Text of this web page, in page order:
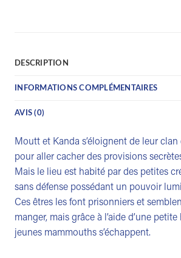
DESCRIPTION
INFORMATIONS COMPLÉMENTAIRES
AVIS (0)
Moutt et Kanda s’éloignent de leur
pour aller cacher des provisions
Mais le lieu est habité par des petites
sans défense possédant un pouvoir
Ces êtres les font prisonniers et
manger, mais grâce à l’aide d’une
jeunes mammouths s’échappent.